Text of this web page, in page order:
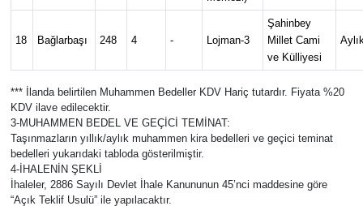
18 Bağlarbaşı 248 4 - Lojman-3
Şahinbey
Millet Cami
ve Külliyesi
*** İlanda belirtilen Muhammen Bedeller KDV Hariç tutardır. Fiyata %20
KDV ilave edilecektir.
3-MUHAMMEN BEDEL VE GEÇİCİ TEMİNAT:
Taşınmazların yıllık/aylık muhammen kira bedelleri ve geçici teminat
bedelleri yukarıdaki tabloda gösterilmiştir.
4-İHALENİN ŞEKLİ
İhaleler, 2886 Sayılı Devlet İhale Kanununun 45’nci maddesine göre
“Açık Teklif Usulü” ile yapılacaktır.